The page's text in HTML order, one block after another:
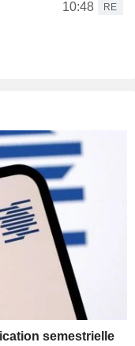
10:48 RE
semestrielle